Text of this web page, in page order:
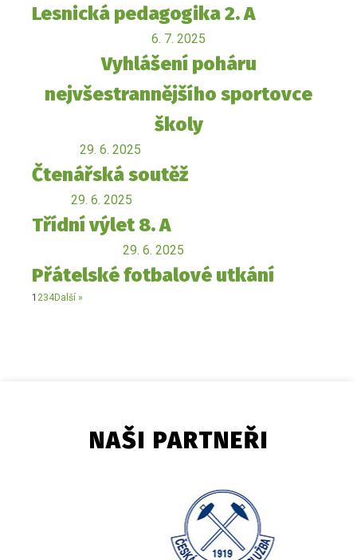
Lesnická pedagogika 2. A
6. 7. 2025
Vyhlášení poháru
nejvšestrannějšího sportovce
školy
29. 6. 2025
Čtenářská soutěž
29. 6. 2025
Třídní výlet 8. A
29. 6. 2025
Přátelské fotbalové utkání
1 234Další »
NAŠI PARTNEŘI